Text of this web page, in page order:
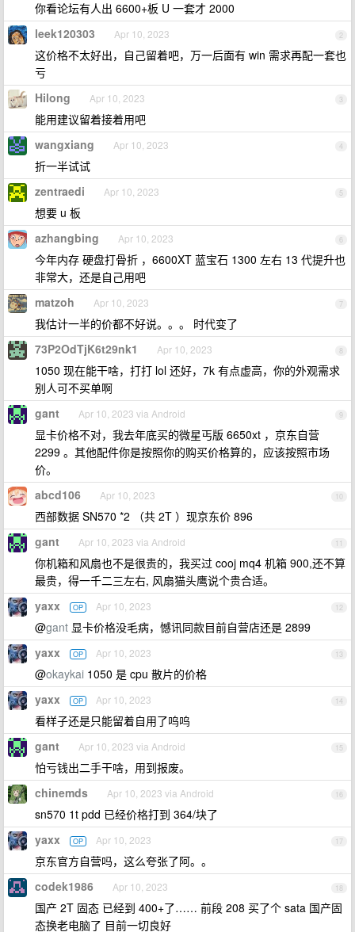
你看论坛有人出 6600+板 U 一套才 2000
2
leek120303 Apr 10, 2023
这价格不太好出，自己留着吧，万一后面有 win 需求再配一套也
亏
3
Hilong Apr 10, 2023
能用建议留着接着用吧
4
wangxiang Apr 10, 2023
折一半试试
5
zentraedi Apr 10, 2023
想要 u 板
6
azhangbing Apr 10, 2023
今年内存 硬盘打骨折 ，6600XT 蓝宝石 1300 左右 13 代提升也
非常大，还是自己用吧
7
matzoh Apr 10, 2023
我估计一半的价都不好说。。。 时代变了
8
73P2OdTjK6t29nk1 Apr 10, 2023
1050 现在能干啥，打打 lol 还好，7k 有点虚高，你的外观需求
别人可不买单啊
9
gant Apr 10, 2023 via Android
显卡价格不对，我去年底买的微星丐版 6650xt ，京东自营
2299 。其他配件你是按照你的购买价格算的，应该按照市场
价。
10
abcd106 Apr 10, 2023
西部数据 SN570 *2 （共 2T ）现京东价 896
11
gant Apr 10, 2023 via Android
你机箱和风扇也不是很贵的，我买过 cooj mq4 机箱 900,还不算
最贵，得一千二三左右, 风扇猫头鹰说个贵合适。
12
yaxx OP Apr 10, 2023
@gant 显卡价格没毛病，憾讯同款目前自营店还是 2899
13
yaxx OP Apr 10, 2023
@okaykai 1050 是 cpu 散片的价格
14
yaxx OP Apr 10, 2023
看样子还是只能留着自用了呜呜
15
gant Apr 10, 2023 via Android
怕亏钱出二手干啥，用到报废。
16
chinemds Apr 10, 2023 via Android
sn570 1t pdd 已经价格打到 364/块了
17
yaxx OP Apr 10, 2023
京东官方自营吗，这么夸张了阿。。
18
codek1986 Apr 10, 2023
国产 2T 固态 已经到 400+了…… 前段 208 买了个 sata 国产固
态换老电脑了 目前一切良好